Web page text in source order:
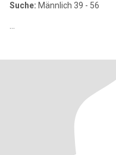
Suche: Männlich 39 - 56